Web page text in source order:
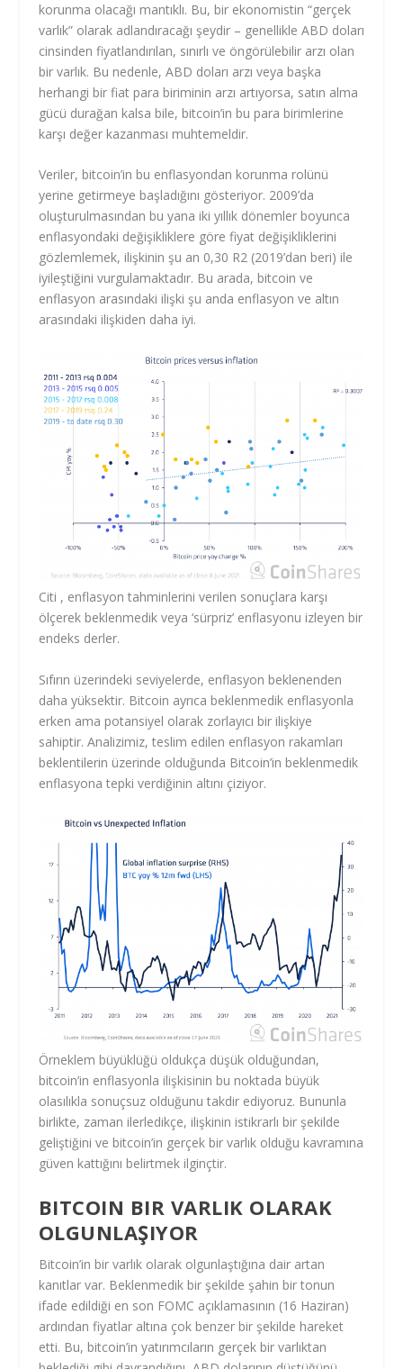
korunma olacağı mantıklı. Bu, bir ekonomistin “gerçek
varlık” olarak adlandıracağı şeydir – genellikle ABD doları
cinsinden fiyatlandırılan, sınırlı ve öngörülebilir arzı olan
bir varlık. Bu nedenle, ABD doları arzı veya başka
herhangi bir fiat para biriminin arzı artıyorsa, satın alma
gücü durağan kalsa bile, bitcoin’in bu para birimlerine
karşı değer kazanması muhtemeldir.
Veriler, bitcoin’in bu enflasyondan korunma rolünü
yerine getirmeye başladığını gösteriyor. 2009’da
oluşturulmasından bu yana iki yıllık dönemler boyunca
enflasyondaki değişikliklere göre fiyat değişikliklerini
gözlemlemek, ilişkinin şu an 0,30 R2 (2019’dan beri) ile
iyileştiğini vurgulamaktadır. Bu arada, bitcoin ve
enflasyon arasındaki ilişki şu anda enflasyon ve altın
arasındaki ilişkiden daha iyi.
Citi , enflasyon tahminlerini verilen sonuçlara karşı
ölçerek beklenmedik veya ‘sürpriz’ enflasyonu izleyen bir
endeks derler.
Sıfırın üzerindeki seviyelerde, enflasyon beklenenden
daha yüksektir. Bitcoin ayrıca beklenmedik enflasyonla
erken ama potansiyel olarak zorlayıcı bir ilişkiye
sahiptir. Analizimiz, teslim edilen enflasyon rakamları
beklentilerin üzerinde olduğunda Bitcoin’in beklenmedik
enflasyona tepki verdiğinin altını çiziyor.
Örneklem büyüklüğü oldukça düşük olduğundan,
bitcoin’in enflasyonla ilişkisinin bu noktada büyük
olasılıkla sonuçsuz olduğunu takdir ediyoruz. Bununla
birlikte, zaman ilerledikçe, ilişkinin istikrarlı bir şekilde
geliştiğini ve bitcoin’in gerçek bir varlık olduğu kavramına
güven kattığını belirtmek ilginçtir.
BITCOIN BIR VARLIK OLARAK
OLGUNLAŞIYOR
Bitcoin’in bir varlık olarak olgunlaştığına dair artan
kanıtlar var. Beklenmedik bir şekilde şahin bir tonun
ifade edildiği en son FOMC açıklamasının (16 Haziran)
ardından fiyatlar altına çok benzer bir şekilde hareket
etti. Bu, bitcoin’in yatırımcıların gerçek bir varlıktan